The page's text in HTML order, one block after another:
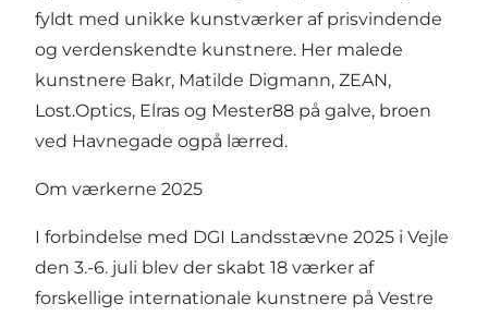
fyldt med unikke kunstværker af prisvindende
og verdenskendte kunstnere. Her malede
kunstnere Bakr, Matilde Digmann, ZEAN,
Lost.Optics, Elras og Mester88 på galve, broen
ved Havnegade ogpå lærred.
Om værkerne 2025
I forbindelse med DGI Landsstævne 2025 i Vejle
den 3.-6. juli blev der skabt 18 værker af
forskellige internationale kunstnere på Vestre